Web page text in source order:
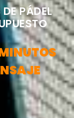
PÁDEL